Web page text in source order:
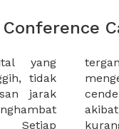
Conference
yang
tidak
jarak
Setiap
muncul
yakni